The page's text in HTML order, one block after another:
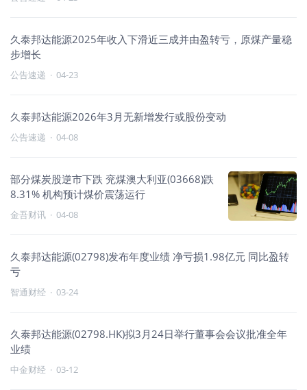
久泰邦达能源2025年收入下滑近三成并由盈转亏，原煤产量稳
步增长
公告速递 · 04-23
久泰邦达能源2026年3月无新增发行或股份变动
公告速递 · 04-08
部分煤炭股逆市下跌 兖煤澳大利亚(03668)跌
8.31% 机构预计煤价震荡运行
金吾财讯 · 04-08
久泰邦达能源(02798)发布年度业绩 净亏损1.98亿元 同比盈转
亏
智通财经 · 03-24
久泰邦达能源(02798.HK)拟3月24日举行董事会会议批准全年
业绩
中金财经 · 03-12